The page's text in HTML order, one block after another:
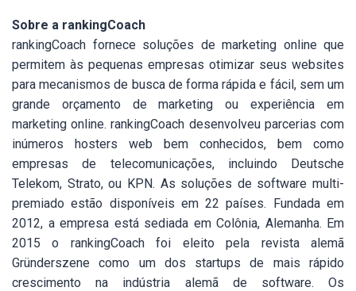
Sobre a rankingCoach
rankingCoach fornece soluções de marketing online que
permitem às pequenas empresas otimizar seus websites
para mecanismos de busca de forma rápida e fácil, sem um
grande orçamento de marketing ou experiência em
marketing online. rankingCoach desenvolveu parcerias com
inúmeros hosters web bem conhecidos, bem como
empresas de telecomunicações, incluindo Deutsche
Telekom, Strato, ou KPN. As soluções de software multi-
premiado estão disponíveis em 22 países. Fundada em
2012, a empresa está sediada em Colônia, Alemanha. Em
2015 o rankingCoach foi eleito pela revista alemã
Gründerszene como um dos startups de mais rápido
crescimento na indústria alemã de software. Os